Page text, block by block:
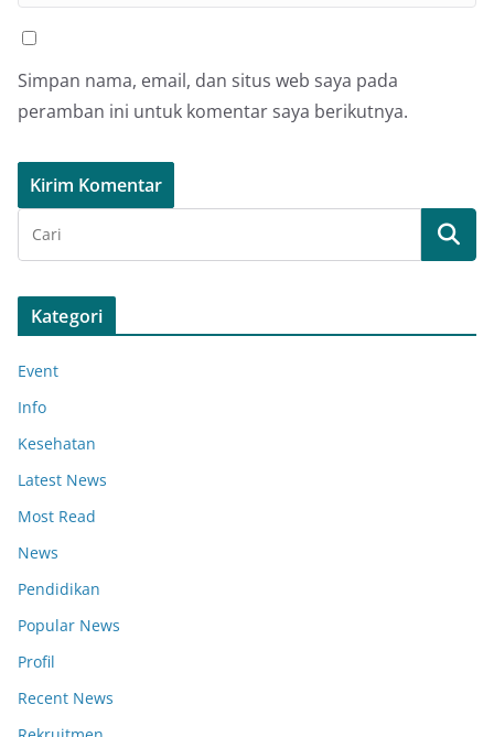
Simpan nama, email, dan situs web saya pada
peramban ini untuk komentar saya berikutnya.
Kategori
Event
Info
Kesehatan
Latest News
Most Read
News
Pendidikan
Popular News
Profil
Recent News